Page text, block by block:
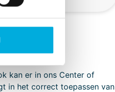
kan er in ons Center of
in het correct toepassen van